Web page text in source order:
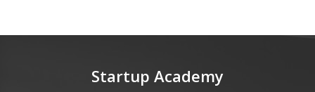
Startup Academy